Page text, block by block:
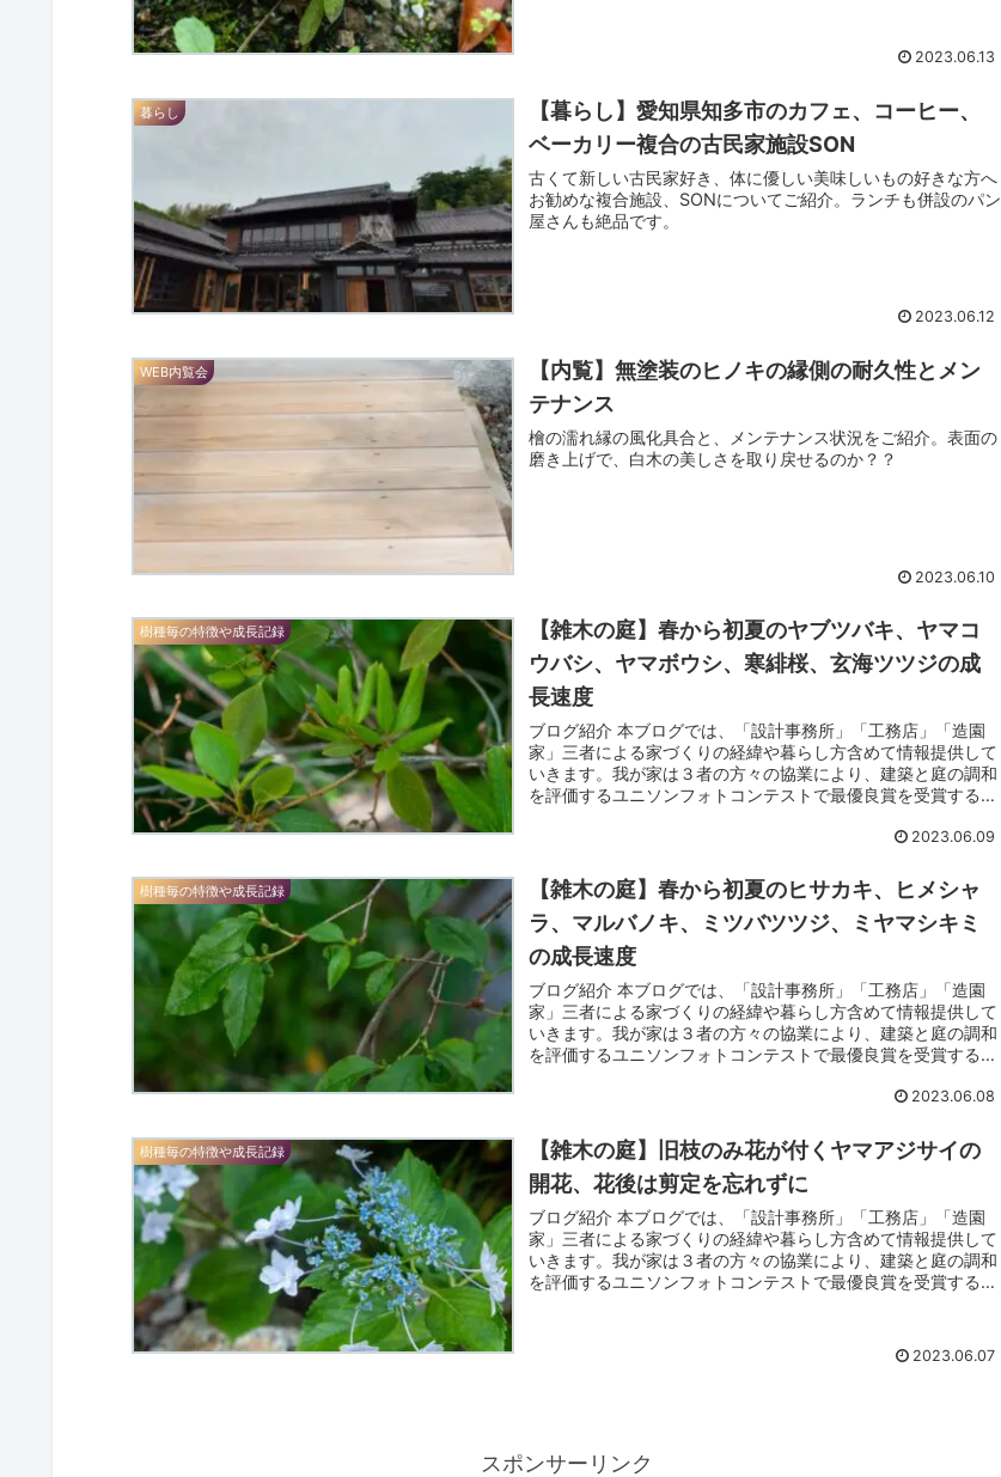
2023.06.13
暮らし
【暮らし】愛知県知多市のカフェ、コーヒー、
ベーカリー複合の古民家施設SON
古くて新しい古民家好き、体に優しい美味しいもの好きな方へ
お勧めな複合施設、SONについてご紹介。ランチも併設のパン
屋さんも絶品です。
2023.06.12
WEB内覧会
【内覧】無塗装のヒノキの縁側の耐久性とメン
テナンス
檜の濡れ縁の風化具合と、メンテナンス状況をご紹介。表面の
磨き上げで、白木の美しさを取り戻せるのか？？
2023.06.10
樹種毎の特徴や成長記録
【雑木の庭】春から初夏のヤブツバキ、ヤマコ
ウバシ、ヤマボウシ、寒緋桜、玄海ツツジの成
長速度
ブログ紹介 本ブログでは、「設計事務所」「工務店」「造園
家」三者による家づくりの経緯や暮らし方含めて情報提供して
いきます。我が家は３者の方々の協業により、建築と庭の調和
を評価するユニソンフォトコンテストで最優良賞を受賞するこ
2023.06.09
樹種毎の特徴や成長記録
【雑木の庭】春から初夏のヒサカキ、ヒメシャ
ラ、マルバノキ、ミツバツツジ、ミヤマシキミ
の成長速度
ブログ紹介 本ブログでは、「設計事務所」「工務店」「造園
家」三者による家づくりの経緯や暮らし方含めて情報提供して
いきます。我が家は３者の方々の協業により、建築と庭の調和
を評価するユニソンフォトコンテストで最優良賞を受賞するこ
2023.06.08
樹種毎の特徴や成長記録
【雑木の庭】旧枝のみ花が付くヤマアジサイの
開花、花後は剪定を忘れずに
ブログ紹介 本ブログでは、「設計事務所」「工務店」「造園
家」三者による家づくりの経緯や暮らし方含めて情報提供して
いきます。我が家は３者の方々の協業により、建築と庭の調和
を評価するユニソンフォトコンテストで最優良賞を受賞するこ
2023.06.07
スポンサーリンク